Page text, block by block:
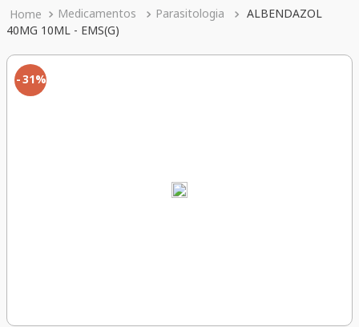
Medicamentos Parasitologia
ALBENDAZOL
40MG 10ML - EMS(G)
31%